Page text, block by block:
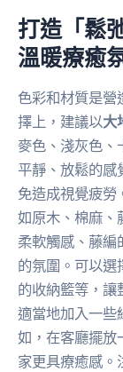
打造「鬆
溫暖療癒
色彩和材質是營
擇上，建議以大
麥色、淺灰色、
平靜、放鬆的感
免造成視覺疲勞
如原木、棉麻、
柔軟觸感、藤編
的氛圍。可以選
的收納籃等，讓
適當地加入一些
如，在客廳擺放
家更具療癒感。